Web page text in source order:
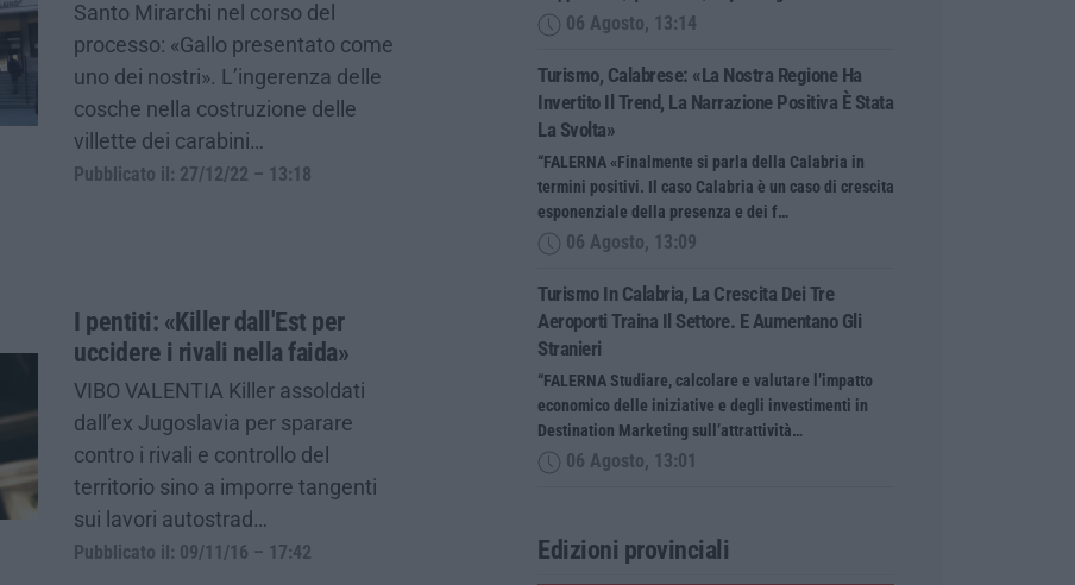
Santo Mirarchi nel corso del
processo: «Gallo presentato come
uno dei nostri». L’ingerenza delle
cosche nella costruzione delle
villette dei carabini…
Pubblicato il: 27/12/22 – 13:18
I pentiti: «Killer dall'Est per
uccidere i rivali nella faida»
VIBO VALENTIA Killer assoldati
dall’ex Jugoslavia per sparare
contro i rivali e controllo del
territorio sino a imporre tangenti
sui lavori autostrad…
Pubblicato il: 09/11/16 – 17:42
06 Agosto, 13:14
Turismo, Calabrese: «La Nostra Regione Ha
Invertito Il Trend, La Narrazione Positiva È Stata
La Svolta»
“FALERNA «Finalmente si parla della Calabria in
termini positivi. Il caso Calabria è un caso di crescita
esponenziale della presenza e dei f…
06 Agosto, 13:09
Turismo In Calabria, La Crescita Dei Tre
Aeroporti Traina Il Settore. E Aumentano Gli
Stranieri
“FALERNA Studiare, calcolare e valutare l’impatto
economico delle iniziative e degli investimenti in
Destination Marketing sull’attrattività…
06 Agosto, 13:01
Edizioni provinciali